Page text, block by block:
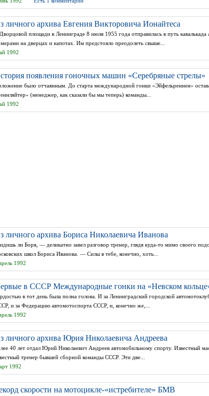
личного архива Евгения Викторовича Ионайтеса
площади в Ленинграде 8 июля 1955 года отправилась в путь кавалькада
на дверцах и капотах. Им предстояло преодолеть свыше...
1992
появления гоночных машин «Серебряные стрелы»
было отчаянным. До старта международной гонки «Эйфельреннен»
(менеджер, как сказали бы мы теперь) команды...
1992
личного архива Бориса Николаевича Иванова
ли Боря, — деликатно завел разговор тренер, глядя куда-то мимо своего
школ Бориса Иванова. — Силы в тебе, конечно, хоть...
1992
в СССР Международные гонки на «Невском
в тот день была полна голова. И за Ленинградский городской
и за Федерацию автомотоспорта СССР, и, конечно же,...
1992
личного архива Юрия Николаевича Андреева
40 лет отдал Юрий Николаевич Андреев автомобильному спорту. Известный
тренер бывшей сборной команды СССР. Эти две...
1992
скорости на мотоцикле-«истребителе» БМВ